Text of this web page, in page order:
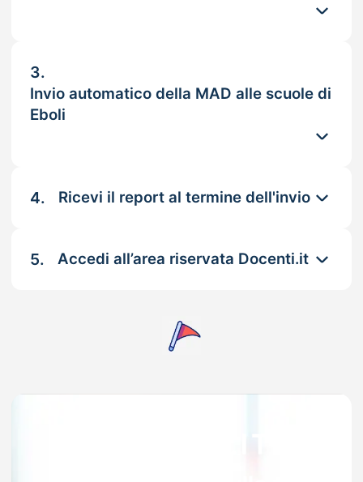
3.
Invio automatico della MAD alle scuole di
Eboli
4. Ricevi il report al termine dell'invio
5. Accedi all’area riservata Docenti.it